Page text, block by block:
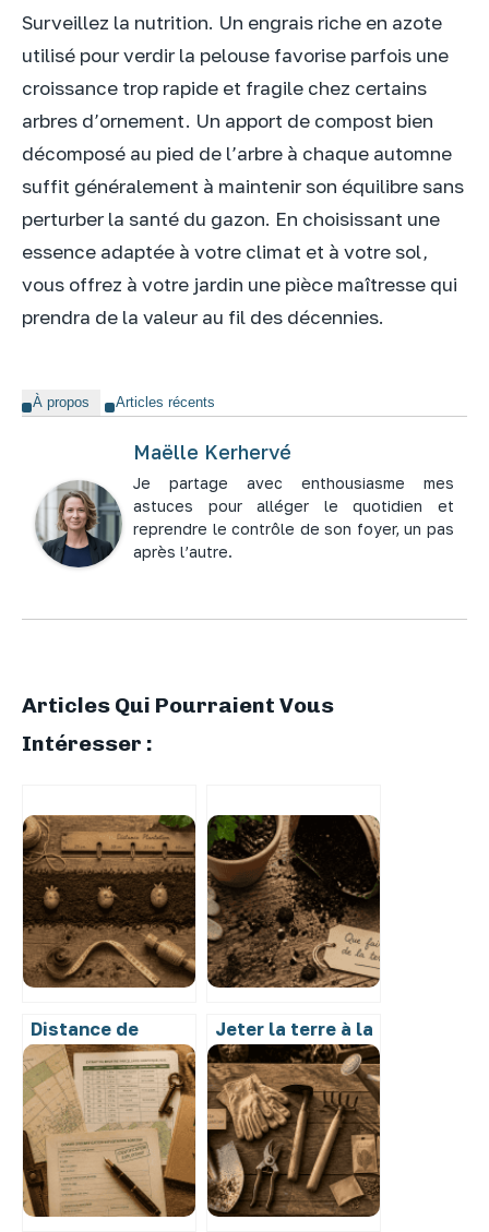
Surveillez la nutrition. Un engrais riche en azote
utilisé pour verdir la pelouse favorise parfois une
croissance trop rapide et fragile chez certains
arbres d’ornement. Un apport de compost bien
décomposé au pied de l’arbre à chaque automne
suffit généralement à maintenir son équilibre sans
perturber la santé du gazon. En choisissant une
essence adaptée à votre climat et à votre sol,
vous offrez à votre jardin une pièce maîtresse qui
prendra de la valeur au fil des décennies.
À propos Articles récents
Maëlle Kerhervé
Je partage avec enthousiasme mes
astuces pour alléger le quotidien et
reprendre le contrôle de son foyer, un pas
après l’autre.
Articles Qui Pourraient Vous
Intéresser :
Distance de
plantation des
pommes de terre :
40 cm pour une
récolte
abondante
Jeter la terre à la
poubelle :
pourquoi c’est
une erreur et
comment la
valoriser